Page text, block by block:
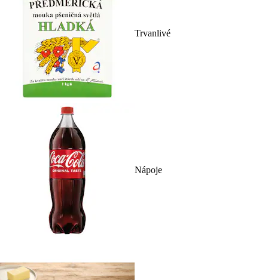
Trvanlivé
Nápoje